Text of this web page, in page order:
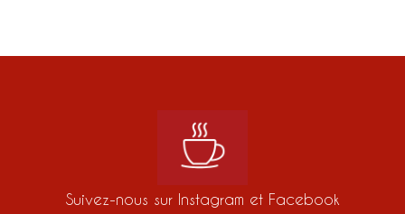
Suivez-nous sur Instagram et Facebook